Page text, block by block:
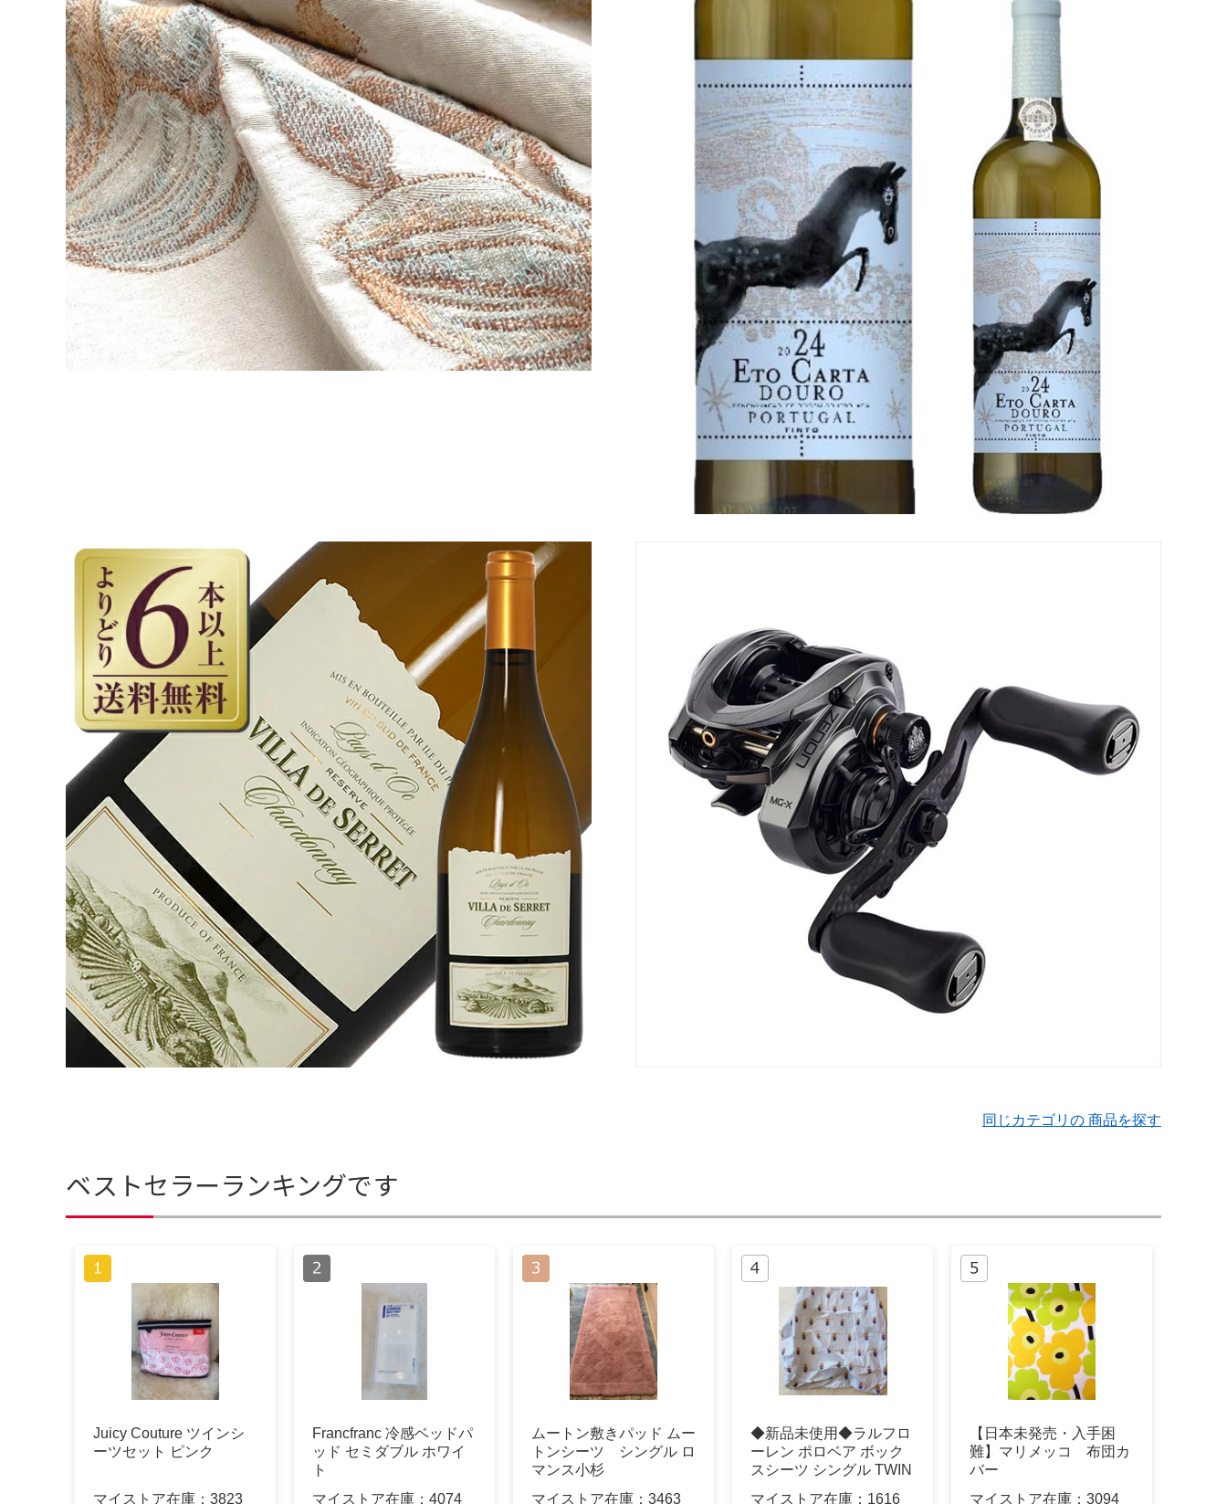
同じカテゴリの 商品を探す
ベストセラーランキングです
Juicy Couture ツインシ
ーツセット ピンク
マイストア在庫： 3823
Francfranc 冷感ベッドパ
ッド セミダブル ホワイ
ト
マイストア在庫： 4074
ムートン敷きパッド ムー
トンシーツ シングル ロ
マンス小杉
マイストア在庫： 3463
◆新品未使用◆ラルフロ
ーレン ポロベア ボック
スシーツ シングル TWIN
マイストア在庫： 1616
【日本未発売・入手困
難】マリメッコ 布団カ
バー
マイストア在庫： 3094